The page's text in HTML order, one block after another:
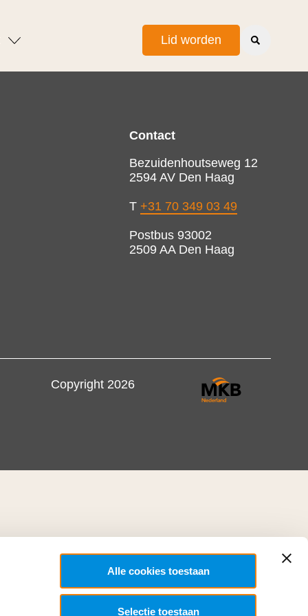
Alle cookies toestaan
Selectie toestaan
Lid worden
Contact
Bezuidenhoutseweg 12
2594 AV Den Haag
T +31 70 349 03 49
Postbus 93002
2509 AA Den Haag
Copyright 2026